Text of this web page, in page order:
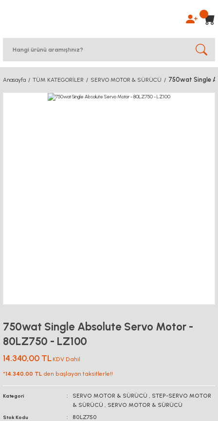
Anasayfa TÜM KATEGORİLER SERVO MOTOR & SÜRÜCÜ 750wat Single
750wat Single Absolute Servo Motor -
80LZ750 - LZ100
14.340,00 TL KDV Dahil
*14.340,00 TL den başlayan taksitlerle!!
Kategori SERVO MOTOR & SÜRÜCÜ , STEP-SERVO MOTOR
& SÜRÜCÜ , SERVO MOTOR & SÜRÜCÜ
Stok Kodu 80LZ750